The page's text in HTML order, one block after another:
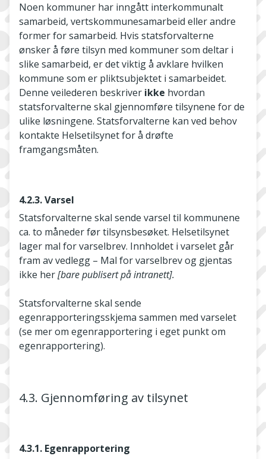
Noen kommuner har inngått interkommunalt
samarbeid, vertskommunesamarbeid eller andre
former for samarbeid. Hvis statsforvalterne
ønsker å føre tilsyn med kommuner som deltar i
slike samarbeid, er det viktig å avklare hvilken
kommune som er pliktsubjektet i samarbeidet.
Denne veilederen beskriver ikke hvordan
statsforvalterne skal gjennomføre tilsynene for de
ulike løsningene. Statsforvalterne kan ved behov
kontakte Helsetilsynet for å drøfte
framgangsmåten.
4.2.3. Varsel
Statsforvalterne skal sende varsel til kommunene
ca. to måneder før tilsynsbesøket. Helsetilsynet
lager mal for varselbrev. Innholdet i varselet går
fram av vedlegg – Mal for varselbrev og gjentas
ikke her[bare publisert på intranett].
Statsforvalterne skal sende
egenrapporteringsskjema sammen med varselet
(se mer om egenrapportering i eget punkt om
egenrapportering).
4.3. Gjennomføring av tilsynet
4.3.1. Egenrapportering